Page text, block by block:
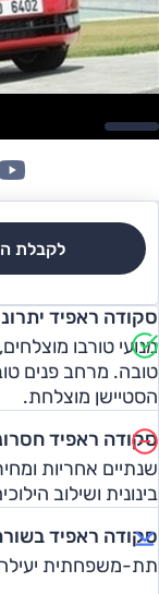
לקבלת
סקודה ראפיד
מנועי טורבו
טובה. מרחב פנים
הסטיישן מוצלחת.
סקודה ראפיד
שנתיים אחריות
בינונית ושילוב
סקודה ראפיד
תת-משפחתית